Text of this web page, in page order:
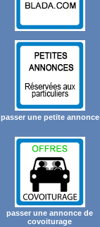
passer une petite annonce
passer une annonce de
covoiturage